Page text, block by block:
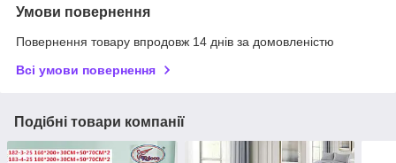
Умови повернення
Повернення товару впродовж 14 днів за домовленістю
Всі умови повернення
Подібні товари компанії